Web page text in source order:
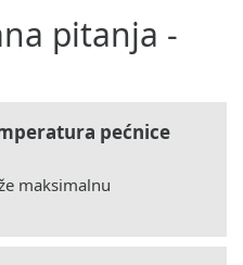
pitanja -
pećnice
maksimalnu